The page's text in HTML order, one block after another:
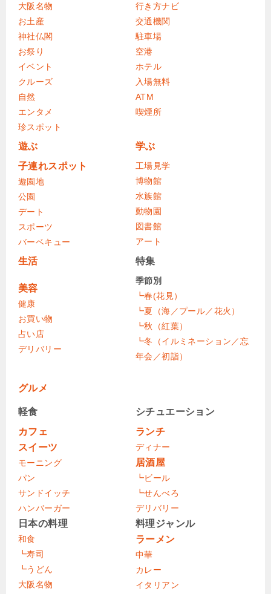
大阪名物
お土産
神社仏閣
お祭り
イベント
クルーズ
自然
エンタメ
珍スポット
行き方ナビ
交通機関
駐車場
空港
ホテル
入場無料
ATM
喫煙所
遊ぶ
学ぶ
子連れスポット
遊園地
公園
デート
スポーツ
バーベキュー
工場見学
博物館
水族館
動物園
図書館
アート
生活 特集
美容
健康
お買い物
占い店
デリバリー
季節別
┗春(花見）
┗夏（海／プール／花火）
┗秋（紅葉）
┗冬（イルミネーション／忘
年会／初詣）
グルメ
軽食
シチュエーション
カフェ
スイーツ
モーニング
パン
サンドイッチ
ハンバーガー
ランチ
ディナー
居酒屋
┗ビール
┗せんべろ
デリバリー
日本の料理 料理ジャンル
和食
┗寿司
┗うどん
大阪名物
ラーメン
中華
カレー
イタリアン